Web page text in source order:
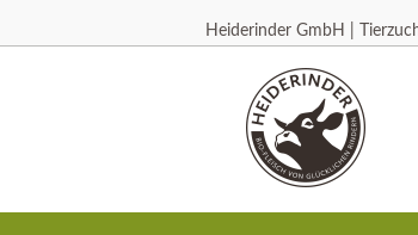
Heiderinder GmbH |